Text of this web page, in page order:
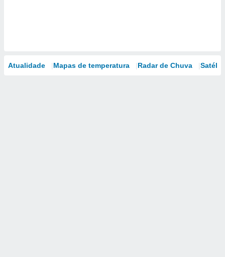
Atualidade Mapas de temperatura Radar de Chuva